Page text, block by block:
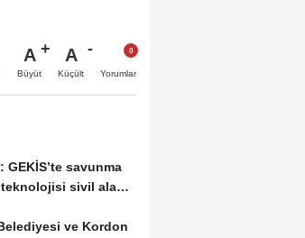
A
Büyüt
A
Küçült Yorumlar
GEKİS’te savunma
sivil alana
ve Kordon